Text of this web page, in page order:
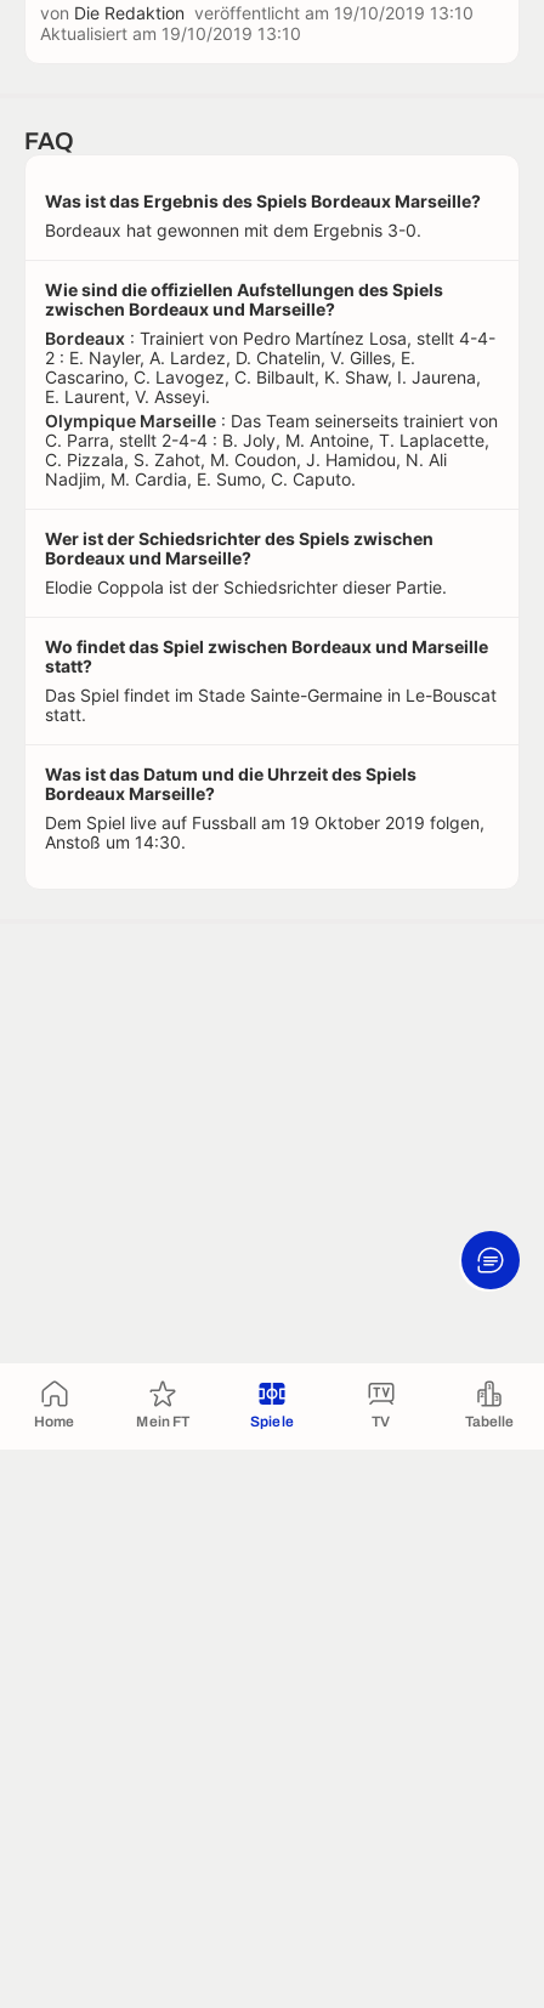
Home Mein FT Spiele TV Tabelle
von Die Redaktion veröffentlicht am 19/10/2019 13:10
Aktualisiert am 19/10/2019 13:10
FAQ
Was ist das Ergebnis des Spiels Bordeaux Marseille?
Bordeaux hat gewonnen mit dem Ergebnis 3-0.
Wie sind die offiziellen Aufstellungen des Spiels
zwischen Bordeaux und Marseille?
Bordeaux : Trainiert von Pedro Martínez Losa, stellt 4-4-
2 : E. Nayler, A. Lardez, D. Chatelin, V. Gilles, E.
Cascarino, C. Lavogez, C. Bilbault, K. Shaw, I. Jaurena,
E. Laurent, V. Asseyi.
Olympique Marseille : Das Team seinerseits trainiert von
C. Parra, stellt 2-4-4 : B. Joly, M. Antoine, T. Laplacette,
C. Pizzala, S. Zahot, M. Coudon, J. Hamidou, N. Ali
Nadjim, M. Cardia, E. Sumo, C. Caputo.
Wer ist der Schiedsrichter des Spiels zwischen
Bordeaux und Marseille?
Elodie Coppola ist der Schiedsrichter dieser Partie.
Wo findet das Spiel zwischen Bordeaux und Marseille
statt?
Das Spiel findet im Stade Sainte-Germaine in Le-Bouscat
statt.
Was ist das Datum und die Uhrzeit des Spiels
Bordeaux Marseille?
Dem Spiel live auf Fussball am 19 Oktober 2019 folgen,
Anstoß um 14:30.